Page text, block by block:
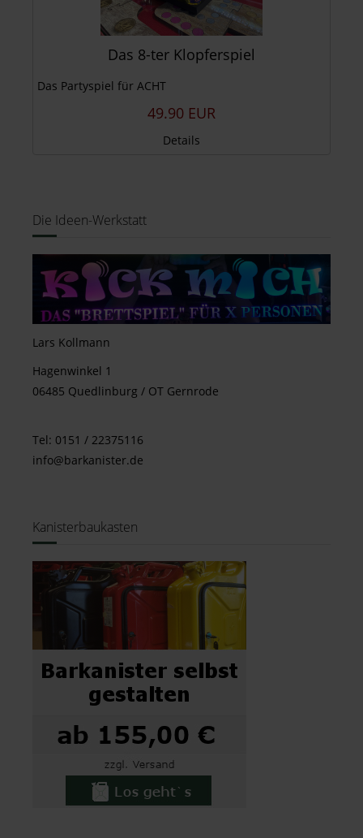
Das 8-ter Klopferspiel
Das Partyspiel für ACHT
49.90 EUR
Details
Die Ideen-Werkstatt
Lars Kollmann
Hagenwinkel 1
06485 Quedlinburg / OT Gernrode
Tel: 0151 / 22375116
info@barkanister.de
Kanisterbaukasten